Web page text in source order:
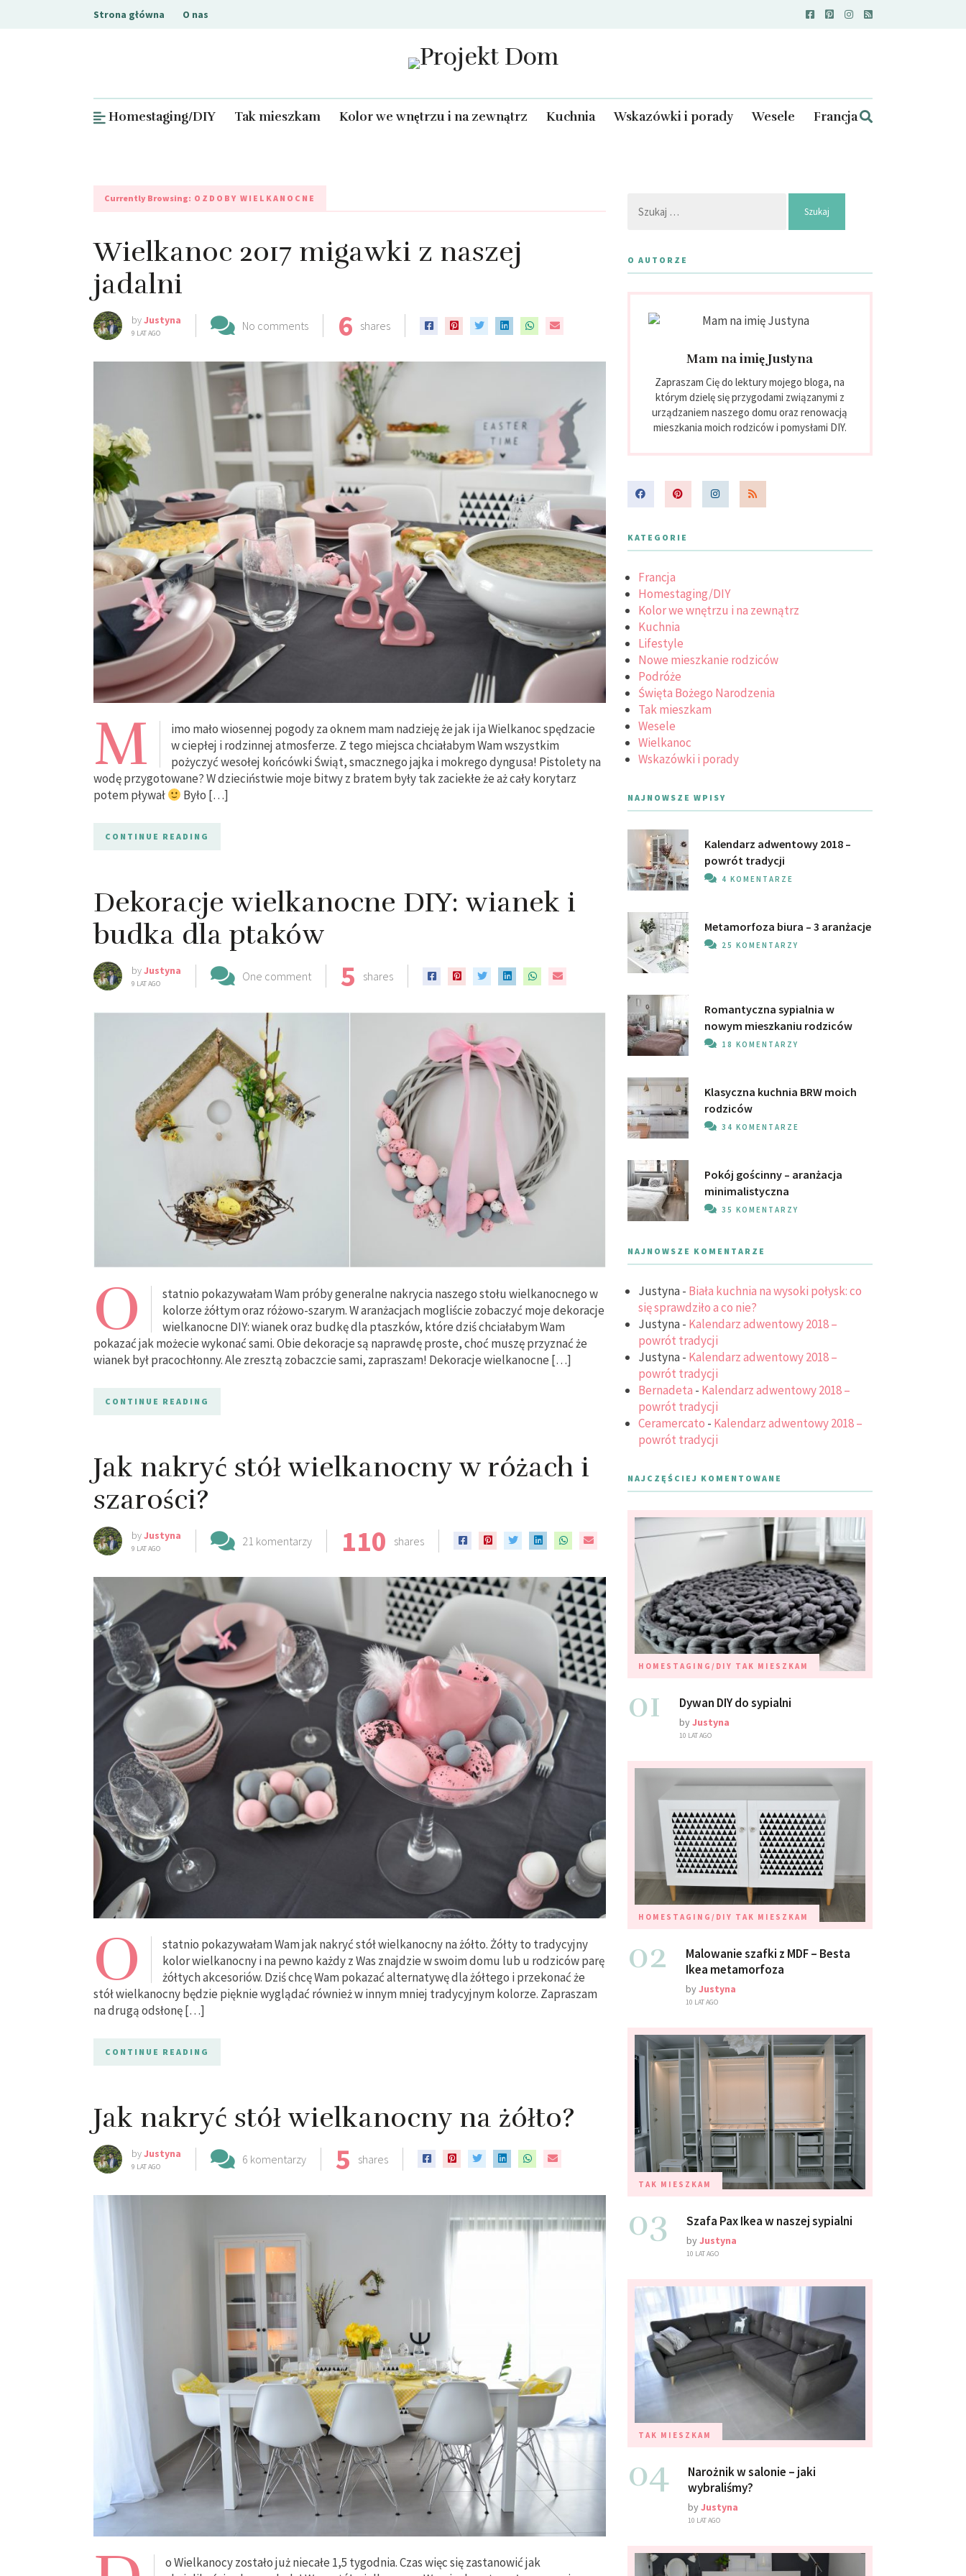
Strona główna O nas
Projekt Dom
Homestaging/DIY Tak mieszkam Kolor we wnętrzu i na zewnątrz Kuchnia Wskazówki i porady Wesele Francja
Currently Browsing: OZDOBY WIELKANOCNE
Wielkanoc 2017 migawki z naszej
jadalni
byJustyna
9 LAT AGO
No comments 6 shares
M
imo mało wiosennej pogody za oknem mam nadzieję że jak i ja Wielkanoc spędzacie
w ciepłej i rodzinnej atmosferze. Z tego miejsca chciałabym Wam wszystkim
pożyczyć wesołej końcówki Świąt, smacznego jajka i mokrego dyngusa! Pistolety na
wodę przygotowane? W dzieciństwie moje bitwy z bratem były tak zaciekłe że aż cały korytarz
potem pływał
Było […]
CONTINUE READING
Dekoracje wielkanocne DIY: wianek i
budka dla ptaków
byJustyna
9 LAT AGO
One comment 5 shares
O
statnio pokazywałam Wam próby generalne nakrycia naszego stołu wielkanocnego w
kolorze żółtym oraz różowo-szarym. W aranżacjach mogliście zobaczyć moje dekoracje
wielkanocne DIY: wianek oraz budkę dla ptaszków, które dziś chciałabym Wam
pokazać jak możecie wykonać sami. Obie dekoracje są naprawdę proste, choć muszę przyznać że
wianek był pracochłonny. Ale zresztą zobaczcie sami, zapraszam! Dekoracje wielkanocne […]
CONTINUE READING
Jak nakryć stół wielkanocny w różach i
szarości?
byJustyna
9 LAT AGO
21 komentarzy 110 shares
O
statnio pokazywałam Wam jak nakryć stół wielkanocny na żółto. Żółty to tradycyjny
kolor wielkanocny i na pewno każdy z Was znajdzie w swoim domu lub u rodziców parę
żółtych akcesoriów. Dziś chcę Wam pokazać alternatywę dla żółtego i przekonać że
stół wielkanocny będzie pięknie wyglądać również w innym mniej tradycyjnym kolorze. Zapraszam
na drugą odsłonę […]
CONTINUE READING
Jak nakryć stół wielkanocny na żółto?
byJustyna
9 LAT AGO
6 komentarzy 5 shares
o Wielkanocy zostało już niecałe 1,5 tygodnia. Czas więc się zastanowić jak
O AUTORZE
Mam na imię Justyna
Zapraszam Cię do lektury mojego bloga, na
którym dzielę się przygodami związanymi z
urządzaniem naszego domu oraz renowacją
mieszkania moich rodziców i pomysłami DIY.
KATEGORIE
Francja
Homestaging/DIY
Kolor we wnętrzu i na zewnątrz
Kuchnia
Lifestyle
Nowe mieszkanie rodziców
Podróże
Święta Bożego Narodzenia
Tak mieszkam
Wesele
Wielkanoc
Wskazówki i porady
NAJNOWSZE WPISY
Kalendarz adwentowy 2018 –
powrót tradycji
4 KOMENTARZE
Metamorfoza biura – 3 aranżacje
25 KOMENTARZY
Romantyczna sypialnia w
nowym mieszkaniu rodziców
18 KOMENTARZY
Klasyczna kuchnia BRW moich
rodziców
34 KOMENTARZE
Pokój gościnny – aranżacja
minimalistyczna
35 KOMENTARZY
NAJNOWSZE KOMENTARZE
Justyna- Biała kuchnia na wysoki połysk: co
się sprawdziło a co nie?
Justyna- Kalendarz adwentowy 2018 –
powrót tradycji
Justyna- Kalendarz adwentowy 2018 –
powrót tradycji
Bernadeta - Kalendarz adwentowy 2018 –
powrót tradycji
Ceramercato - Kalendarz adwentowy 2018 –
powrót tradycji
NAJCZĘŚCIEJ KOMENTOWANE
HOMESTAGING/DIY TAK MIESZKAM
01 Dywan DIY do sypialni
byJustyna
10 LAT AGO
HOMESTAGING/DIY TAK MIESZKAM
02
Malowanie szafki z MDF – Besta
Ikea metamorfoza
byJustyna
10 LAT AGO
TAK MIESZKAM
03 Szafa Pax Ikea w naszej sypialni
byJustyna
10 LAT AGO
TAK MIESZKAM
04
Narożnik w salonie – jaki
wybraliśmy?
byJustyna
10 LAT AGO